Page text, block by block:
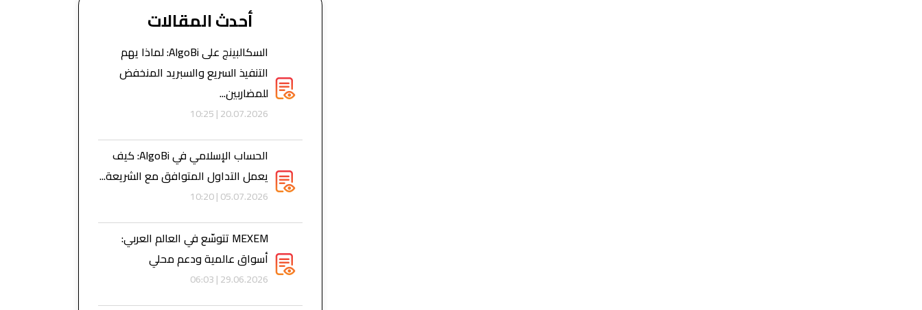
أحدث المقالات
السكالبينج على AlgoBi: لماذا يهم
التنفيذ السريع والسبريد المنخفض
للمضاربين...
20.07.2026 | 10:25
الحساب الإسلامي في AlgoBi: كيف
يعمل التداول المتوافق مع الشريعة...
05.07.2026 | 10:20
MEXEM تتوسّع في العالم العربي:
أسواق عالمية ودعم محلي
29.06.2026 | 06:03